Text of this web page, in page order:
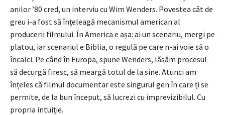
anilor ’80 cred, un interviu cu Wim Wenders. Povestea cât de
greu i-a fost să înțeleagă mecanismul american al
producerii filmului. În America e așa: ai un scenariu, mergi pe
platou, iar scenariul e Biblia, o regulă pe care n-ai voie să o
încalci. Pe când în Europa, spune Wenders, lăsăm procesul
să decurgă firesc, să meargă totul de la sine. Atunci am
înțeles că filmul documentar este singurul gen în care ți se
permite, de la bun început, să lucrezi cu imprevizibilul. Cu
propria intuiție.